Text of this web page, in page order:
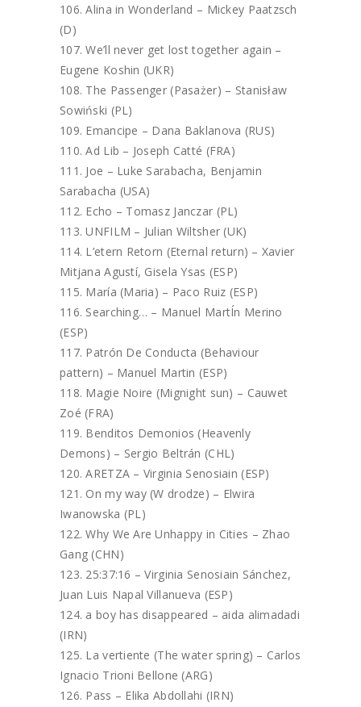
Alina in Wonderland – Mickey Paatzsch
(D)
We’ll never get lost together again –
Eugene Koshin (UKR)
The Passenger (Pasażer) – Stanisław
Sowiński (PL)
Emancipe – Dana Baklanova (RUS)
Ad Lib – Joseph Catté (FRA)
Joe – Luke Sarabacha, Benjamin
Sarabacha (USA)
Echo – Tomasz Janczar (PL)
UNFILM – Julian Wiltsher (UK)
L’etern Retorn (Eternal return) – Xavier
Mitjana Agustí, Gisela Ysas (ESP)
María (Maria) – Paco Ruiz (ESP)
Searching… – Manuel MartÍn Merino
(ESP)
Patrón De Conducta (Behaviour
pattern) – Manuel Martin (ESP)
Magie Noire (Mignight sun) – Cauwet
Zoé (FRA)
Benditos Demonios (Heavenly
Demons) – Sergio Beltrán (CHL)
ARETZA – Virginia Senosiain (ESP)
On my way (W drodze) – Elwira
Iwanowska (PL)
Why We Are Unhappy in Cities – Zhao
Gang (CHN)
25:37:16 – Virginia Senosiain Sánchez,
Juan Luis Napal Villanueva (ESP)
a boy has disappeared – aida alimadadi
(IRN)
La vertiente (The water spring) – Carlos
Ignacio Trioni Bellone (ARG)
Pass – Elika Abdollahi (IRN)